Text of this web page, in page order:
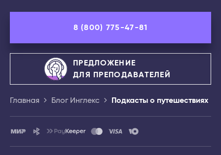
8 (800) 775-47-81
ПРЕДЛОЖЕНИЕ
ДЛЯ ПРЕПОДАВАТЕЛЕЙ
Главная Блог Инглекс Подкасты о путешествиях